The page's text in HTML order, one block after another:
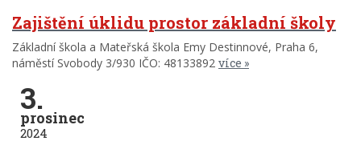
Zajištění úklidu prostor základní školy
Základní škola a Mateřská škola Emy Destinnové, Praha 6,
náměstí Svobody 3/930 IČO: 48133892 více
3.
prosinec
2024